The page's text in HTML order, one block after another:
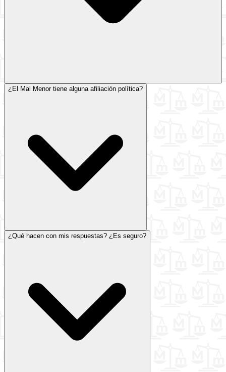
¿El Mal Menor tiene alguna afiliación política?
¿Qué hacen con mis respuestas? ¿Es seguro?